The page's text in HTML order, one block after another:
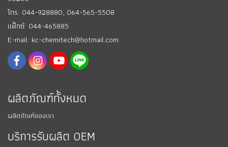
โทร: 044-928880, 064-565-5508
แฟ็กซ์: 044-465885
E-mail: kc-chemitech@hotmail.com
ผลิตภัณฑ์ทั้งหมด
ผลิตภัณฑ์ของเรา
บริการรับผลิต OEM